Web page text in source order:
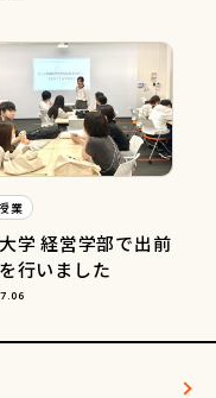
業
学 経営学部で出前
行いました